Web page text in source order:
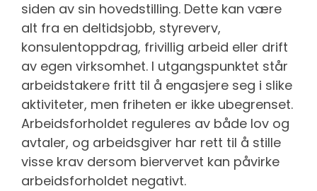
siden av sin hovedstilling. Dette kan være
alt fra en deltidsjobb, styreverv,
konsulentoppdrag, frivillig arbeid eller drift
av egen virksomhet. I utgangspunktet står
arbeidstakere fritt til å engasjere seg i slike
aktiviteter, men friheten er ikke ubegrenset.
Arbeidsforholdet reguleres av både lov og
avtaler, og arbeidsgiver har rett til å stille
visse krav dersom biervervet kan påvirke
arbeidsforholdet negativt.